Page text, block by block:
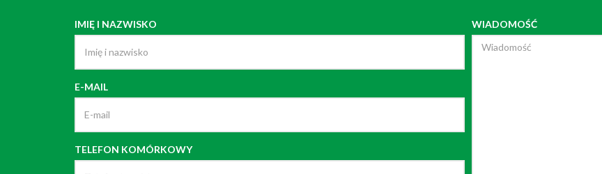
IMIĘ I NAZWISKO
E-MAIL
TELEFON KOMÓRKOWY
WIADOMOŚĆ